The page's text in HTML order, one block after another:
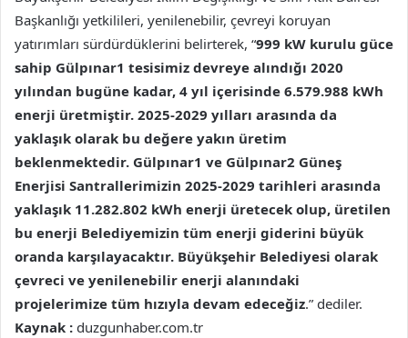
Başkanlığı yetkilileri, yenilenebilir, çevreyi koruyan
yatırımları sürdürdüklerini belirterek, “999 kW kurulu güce
sahip Gülpınar1 tesisimiz devreye alındığı 2020
yılından bugüne kadar, 4 yıl içerisinde 6.579.988 kWh
enerji üretmiştir. 2025-2029 yılları arasında da
yaklaşık olarak bu değere yakın üretim
beklenmektedir. Gülpınar1 ve Gülpınar2 Güneş
Enerjisi Santrallerimizin 2025-2029 tarihleri arasında
yaklaşık 11.282.802 kWh enerji üretecek olup, üretilen
bu enerji Belediyemizin tüm enerji giderini büyük
oranda karşılayacaktır. Büyükşehir Belediyesi olarak
çevreci ve yenilenebilir enerji alanındaki
projelerimize tüm hızıyla devam edeceğiz.” dediler.
Kaynak : duzgunhaber.com.tr